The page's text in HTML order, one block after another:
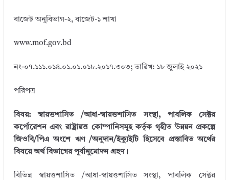
বাজেট অনুবিভাগ-২, বাজেট-১ শাখা
www.mof.gov.bd
নং-০৭.১১১.০১৪.০১.০১.০১৮.২০১৭.৩০৩; তারিখ: ১৮ জুলাই ২০২১
পরিপত্র
বিষয়: স্বায়ত্তশাসিত /আধা-স্বায়ত্তশাসিত সংস্থা, পাবলিক সেক্টর
কর্পোরেশন এবং রাষ্ট্রায়ত্ত কোম্পানিসমূহ কর্তৃক গৃহীত উন্নয়ন প্রকল্পে
জিওবি/পিএ অংশে ঋণ /অনুদান/ইক্যুইটি হিসেবে প্রস্তাবিত অর্থের
বিষয়ে অর্থ বিভাগের পূর্বানুমোদন গ্রহণ।
বিভিন্ন স্বায়ত্তশাসিত /আধা-স্বায়ত্তশাসিত সংস্থা, পাবলিক সেক্টর